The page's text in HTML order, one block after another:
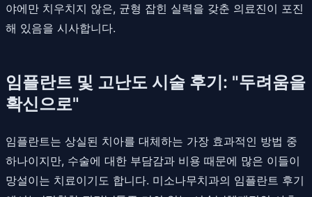
야에만 치우치지 않은, 균형 잡힌 실력을 갖춘 의료진이 포진
해 있음을 시사합니다.
임플란트 및 고난도 시술 후기: "두려움을
확신으로"
임플란트는 상실된 치아를 대체하는 가장 효과적인 방법 중
하나이지만, 수술에 대한 부담감과 비용 때문에 많은 이들이
망설이는 치료이기도 합니다. 미소나무치과의 임플란트 후기